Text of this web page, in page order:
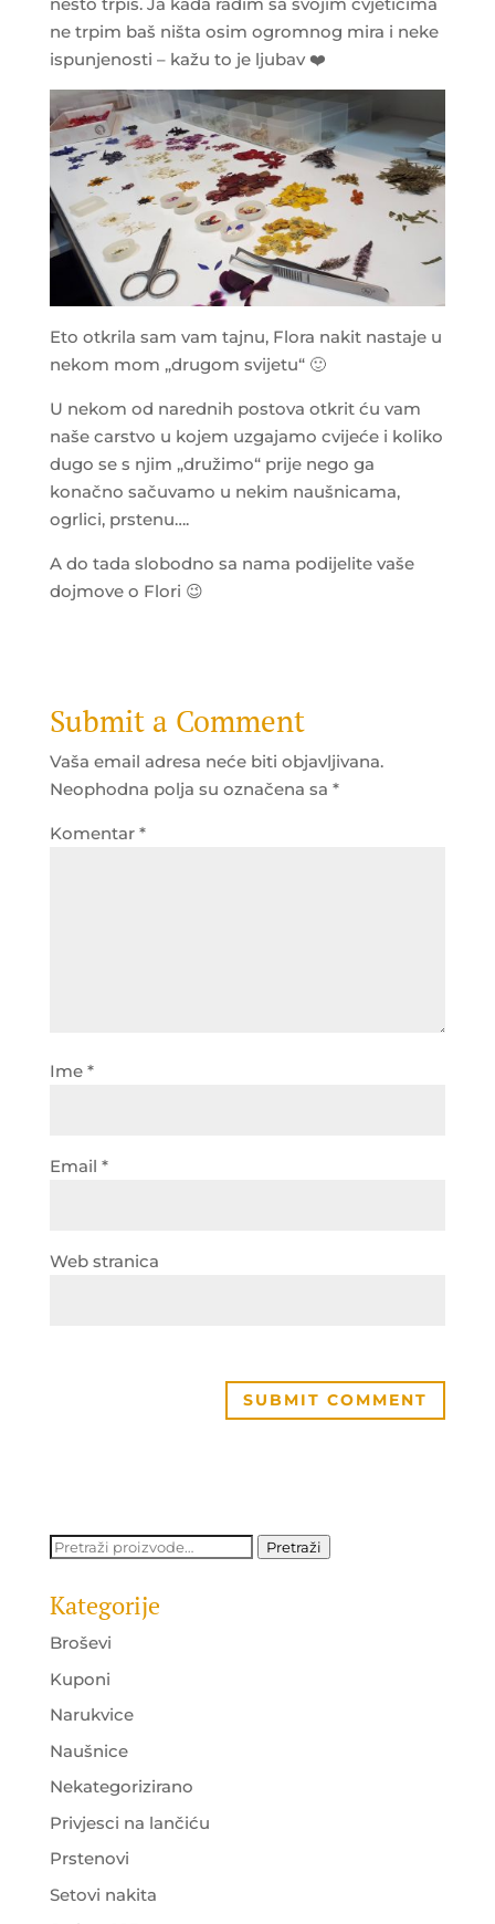
ne trpim baš ništa osim ogromnog mira i neke
ispunjenosti – kažu to je ljubav❤️
Eto otkrila sam vam tajnu, Flora nakit nastaje u
nekom mom „drugom svijetu“ 🙂
U nekom od narednih postova otkrit ću vam
naše carstvo u kojem uzgajamo cvijeće i koliko
dugo se s njim „družimo“ prije nego ga
konačno sačuvamo u nekim naušnicama,
ogrlici, prstenu….
A do tada slobodno sa nama podijelite vaše
dojmove o Flori 😉
Submit a Comment
Vaša email adresa neće biti objavljivana.
Neophodna polja su označena sa *
Komentar *
Ime *
Email *
Web stranica
Pretraži: Pretraži
Kategorije
Broševi
Kuponi
Narukvice
Naušnice
Nekategorizirano
Privjesci na lančiću
Prstenovi
Setovi nakita